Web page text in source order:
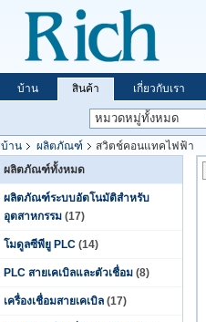
บ้าน สินค้า เกี่ยวกับเรา
บ้าน ผลิตภัณฑ์
สวิตช์คอนแทคไฟฟ้า
ผลิตภัณฑ์ทั้งหมด
ผลิตภัณฑ์ระบบอัตโนมัติสำหรับ
อุตสาหกรรม (17)
โมดูลซีพียู PLC (14)
PLC สายเคเบิลและตัวเชื่อม (8)
เครื่องเชื่อมสายเคเบิล (17)